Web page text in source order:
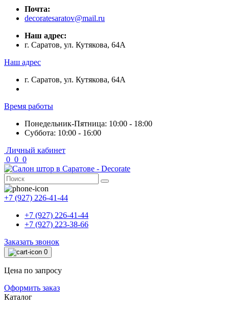
Почта:
decoratesaratov@mail.ru
Наш адрес:
г. Саратов, ул. Кутякова, 64А
Наш адрес
г. Саратов, ул. Кутякова, 64А
Время работы
Понедельник-Пятница: 10:00 - 18:00
Суббота: 10:00 - 16:00
Личный кабинет
0 0 0
+7 (927) 226-41-44
+7 (927) 226-41-44
+7 (927) 223-38-66
Заказать звонок
0
Цена по запросу
Оформить заказ
Каталог